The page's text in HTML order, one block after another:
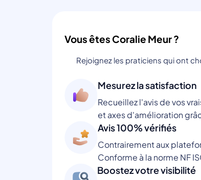
Vous êtes Coralie Meur ?
Rejoignez les praticiens qui ont
Mesurez la satisfaction
Recueillez l'avis de vos
et axes d'amélioration
Avis 100% vérifiés
Contrairement aux
Conforme à la norme NF
Boostez votre visibilité